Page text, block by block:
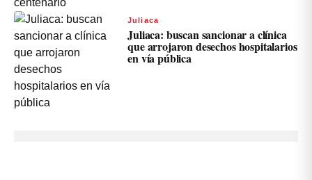
Juliaca
Juliaca: buscan sancionar a clínica
que arrojaron desechos hospitalarios
en vía pública